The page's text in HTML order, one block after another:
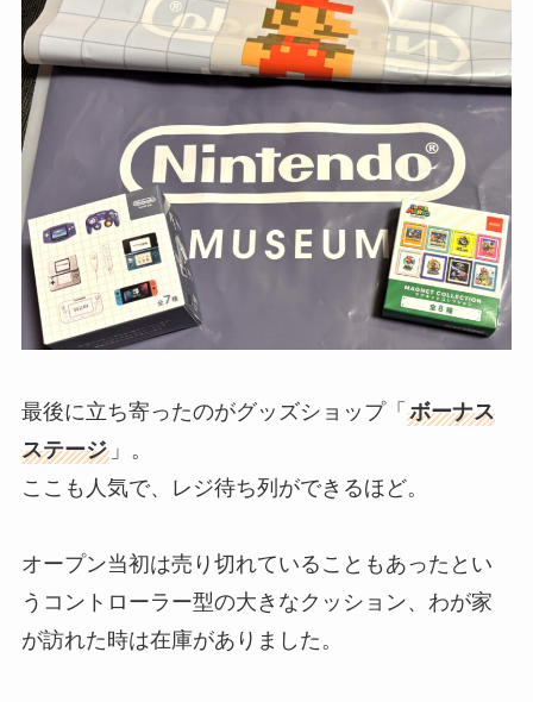
最後に立ち寄ったのがグッズショップ「 ボーナス
ステージ」。
ここも人気で、レジ待ち列ができるほど。
オープン当初は売り切れていることもあったとい
うコントローラー型の大きなクッション、わが家
が訪れた時は在庫がありました。